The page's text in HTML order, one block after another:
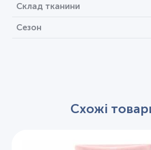
Склад тканини
Сезон
Схожі